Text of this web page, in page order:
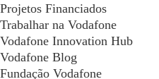
Projetos Financiados
Trabalhar na Vodafone
Vodafone Innovation Hub
Vodafone Blog
Fundação Vodafone